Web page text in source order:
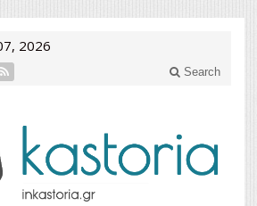
2026
Search